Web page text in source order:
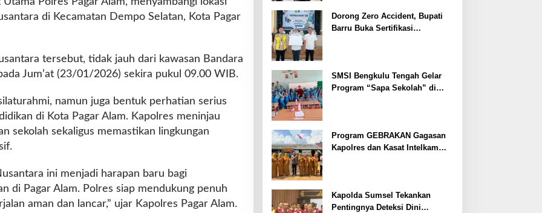
di Kecamatan Dempo Selatan, Kota Pagar
tersebut, tidak jauh dari kawasan Bandara
Jum’at (23/01/2026) sekira pukul 09.00 WIB.
namun juga bentuk perhatian serius
di Kota Pagar Alam. Kapolres meninjau
sekolah sekaligus memastikan lingkungan
ini menjadi harapan baru bagi
di Pagar Alam. Polres siap mendukung penuh
aman dan lancar,” ujar Kapolres Pagar Alam.
Dorong Zero Accident, Bupati
Barru Buka Sertifikasi
SMSI Bengkulu Tengah Gelar
Program “Sapa Sekolah” di
Program GEBRAKAN Gagasan
Kapolres dan Kasat Intelkam
Kapolda Sumsel Tekankan
Pentingnya Deteksi Dini